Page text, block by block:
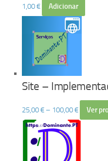
1,00€ Adicionar
Site –
25,00€ – 100,00€Price
range:
Ver